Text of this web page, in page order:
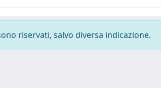
riservati, salvo diversa indicazione.